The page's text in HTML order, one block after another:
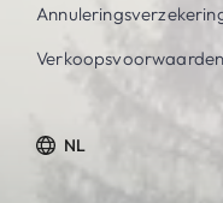
Verkoopsvoorwaarden
NL